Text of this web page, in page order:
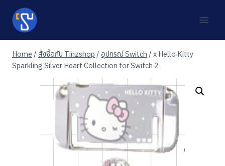
content
Home / สั่งซื้อกับ Tinzshop / อุปกรณ์ Switch / x Hello Kitty
Sparkling Silver Heart Collection for Switch 2